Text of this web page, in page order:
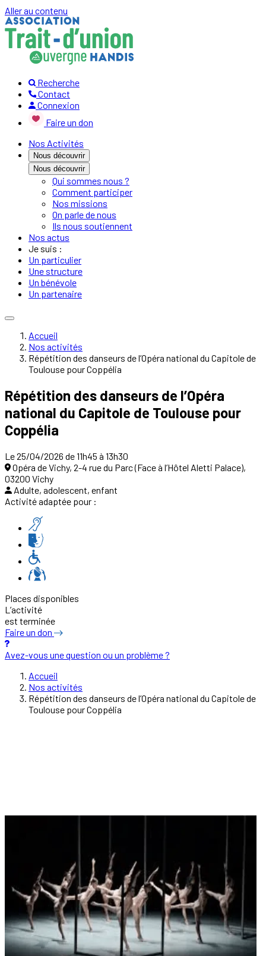
Aller au contenu
Recherche
Contact
Connexion
Faire un don
Nos Activités
Nous découvrir
Nous découvrir
Qui sommes nous ?
Comment participer
Nos missions
On parle de nous
Ils nous soutiennent
Nos actus
Je suis :
Un particulier
Une structure
Un bénévole
Un partenaire
Accueil
Nos activités
Répétition des danseurs de l’Opéra national du Capitole de
Toulouse pour Coppélia
Répétition des danseurs de l’Opéra
national du Capitole de Toulouse pour
Coppélia
Le 25/04/2026 de 11h45 à 13h30
Opéra de Vichy, 2-4 rue du Parc (Face à l’Hôtel Aletti Palace),
03200 Vichy
Adulte, adolescent, enfant
Activité adaptée pour :
Places disponibles
L’activité
est terminée
Faire un don
Avez-vous une question ou un problème ?
Accueil
Nos activités
Répétition des danseurs de l’Opéra national du Capitole de
Toulouse pour Coppélia